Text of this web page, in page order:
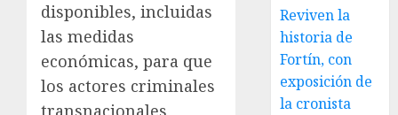
disponibles, incluidas
las medidas
económicas, para que
los actores criminales
Reviven la
historia de
Fortín, con
exposición de
la cronista